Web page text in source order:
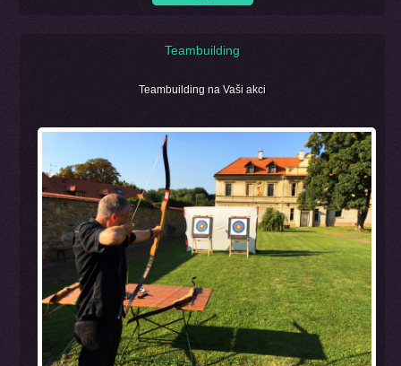
Teambuilding
Teambuilding na Vaši akci